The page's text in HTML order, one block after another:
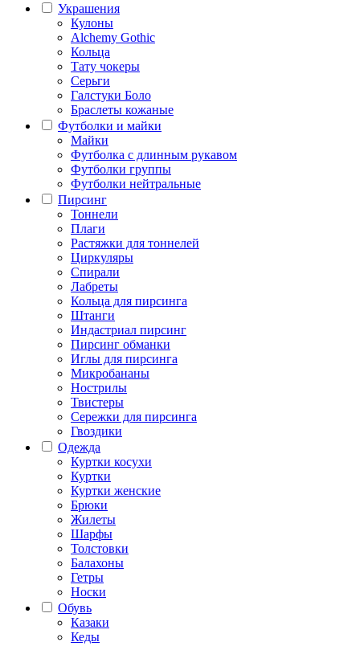
Украшения
Кулоны
Alchemy Gothic
Кольца
Тату чокеры
Серьги
Галстуки Боло
Браслеты кожаные
Футболки и майки
Майки
Футболка с длинным рукавом
Футболки группы
Футболки нейтральные
Пирсинг
Тоннели
Плаги
Растяжки для тоннелей
Циркуляры
Спирали
Лабреты
Кольца для пирсинга
Штанги
Индастриал пирсинг
Пирсинг обманки
Иглы для пирсинга
Микробананы
Нострилы
Твистеры
Сережки для пирсинга
Гвоздики
Одежда
Куртки косухи
Куртки
Куртки женские
Брюки
Жилеты
Шарфы
Толстовки
Балахоны
Гетры
Носки
Обувь
Казаки
Кеды